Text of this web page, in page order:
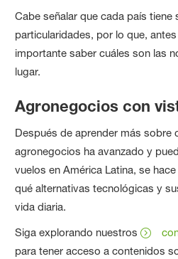
Cabe señalar que cada país tiene
particularidades, por lo que,
importante saber cuáles son las
lugar.
Agronegocios con
Después de aprender más sobre
agronegocios ha avanzado y
vuelos en América Latina, se
qué alternativas tecnológicas y
vida diaria.
Siga explorando nuestros
para tener acceso a contenidos